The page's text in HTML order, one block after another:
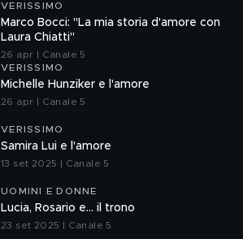
VERISSIMO
Marco Bocci: "La mia storia d'amore con
Laura Chiatti"
26 apr | Canale 5
VERISSIMO
Michelle Hunziker e l'amore
26 apr | Canale 5
VERISSIMO
Samira Lui e l'amore
13 set 2025 | Canale 5
UOMINI E DONNE
Lucia, Rosario e... il trono
23 set 2025 | Canale 5